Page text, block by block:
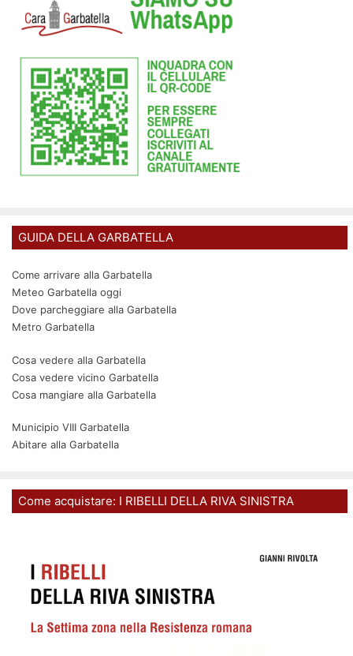
GUIDA DELLA GARBATELLA
Come arrivare alla Garbatella
Meteo Garbatella oggi
Dove parcheggiare alla Garbatella
Metro Garbatella
Cosa vedere alla Garbatella
Cosa vedere vicino Garbatella
Cosa mangiare alla Garbatella
Municipio VIII Garbatella
Abitare alla Garbatella
Come acquistare: I RIBELLI DELLA RIVA SINISTRA